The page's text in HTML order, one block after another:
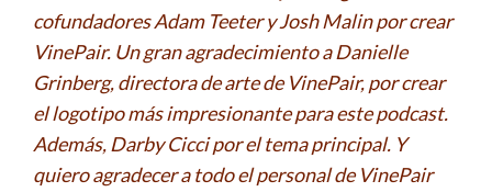
cofundadores Adam Teeter y Josh Malin por crear
VinePair. Un gran agradecimiento a Danielle
Grinberg, directora de arte de VinePair, por crear
el logotipo más impresionante para este podcast.
Además, Darby Cicci por el tema principal. Y
quiero agradecer a todo el personal de VinePair